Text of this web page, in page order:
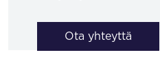
Ota yhteyttä